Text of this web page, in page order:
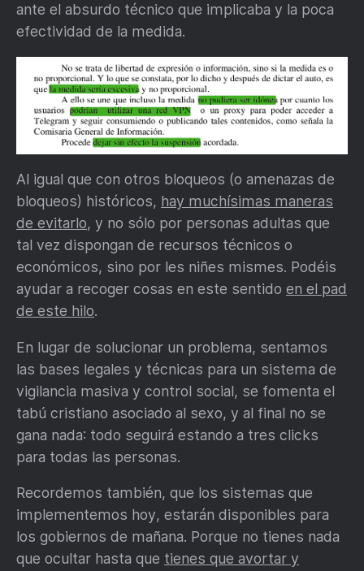
ante el absurdo técnico que implicaba y la poca
efectividad de la medida.
Al igual que con otros bloqueos (o amenazas de
bloqueos) históricos, hay muchísimas maneras
de evitarlo, y no sólo por personas adultas que
tal vez dispongan de recursos técnicos o
económicos, sino por les niñes mismes. Podéis
ayudar a recoger cosas en este sentido en el pad
de este hilo.
En lugar de solucionar un problema, sentamos
las bases legales y técnicas para un sistema de
vigilancia masiva y control social, se fomenta el
tabú cristiano asociado al sexo, y al final no se
gana nada: todo seguirá estando a tres clicks
para todas las personas.
Recordemos también, que los sistemas que
implementemos hoy, estarán disponibles para
los gobiernos de mañana. Porque no tienes nada
que ocultar hasta que tienes que avortar y